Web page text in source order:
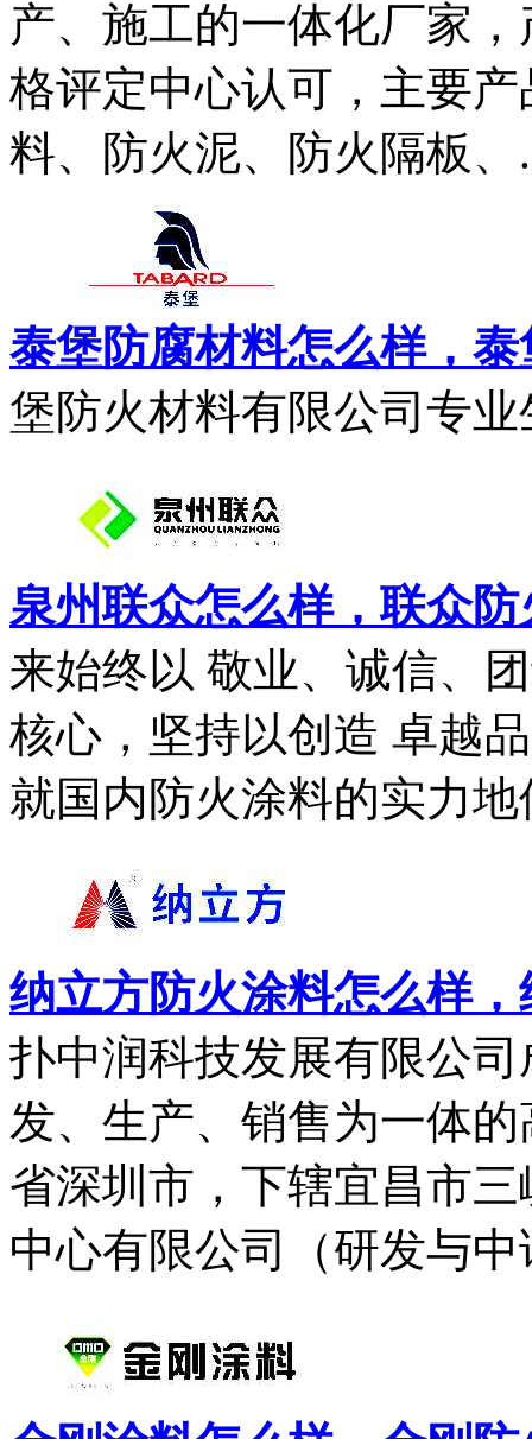
产、施工的一体化厂家
格评定中心认可，主要
料、防火泥、防火隔板、
泰堡防腐材料怎么样，
堡防火材料有限公司专
泉州联众怎么样，联众
来始终以 敬业、诚信、
核心，坚持以创造 卓越
就国内防火涂料的实力地
纳立方防火涂料怎么样
扑中润科技发展有限公
发、生产、销售为一体
省深圳市，下辖宜昌市
中心有限公司（研发与中